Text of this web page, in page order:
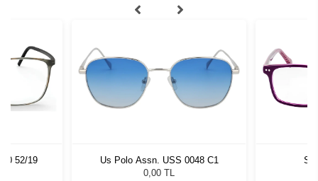
52/19
Us Polo Assn. USS 0048 C1
0,00 TL